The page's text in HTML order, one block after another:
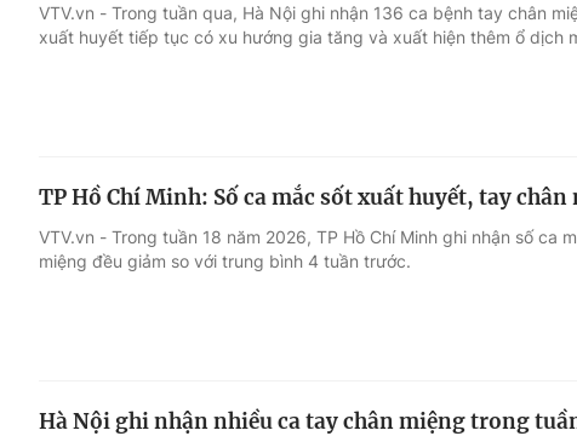
VTV.vn - Trong tuần qua, Hà Nội ghi nhận 136 ca bệnh tay chân
xuất huyết tiếp tục có xu hướng gia tăng và xuất hiện thêm ổ dịch
TP Hồ Chí Minh: Số ca mắc sốt xuất huyết, tay
VTV.vn - Trong tuần 18 năm 2026, TP Hồ Chí Minh ghi nhận số ca
miệng đều giảm so với trung bình 4 tuần trước.
Hà Nội ghi nhận nhiều ca tay chân miệng trong